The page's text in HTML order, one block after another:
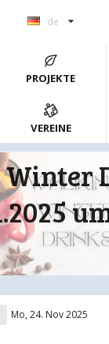
de
PROJEKTE
VEREINE
Mo, 24. Nov 2025